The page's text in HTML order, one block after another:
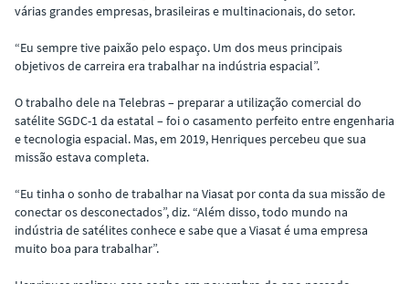
várias grandes empresas, brasileiras e multinacionais, do setor.
“Eu sempre tive paixão pelo espaço. Um dos meus principais
objetivos de carreira era trabalhar na indústria espacial”.
O trabalho dele na Telebras – preparar a utilização comercial do
satélite SGDC-1 da estatal – foi o casamento perfeito entre engenharia
e tecnologia espacial. Mas, em 2019, Henriques percebeu que sua
missão estava completa.
“Eu tinha o sonho de trabalhar na Viasat por conta da sua missão de
conectar os desconectados”, diz. “Além disso, todo mundo na
indústria de satélites conhece e sabe que a Viasat é uma empresa
muito boa para trabalhar”.